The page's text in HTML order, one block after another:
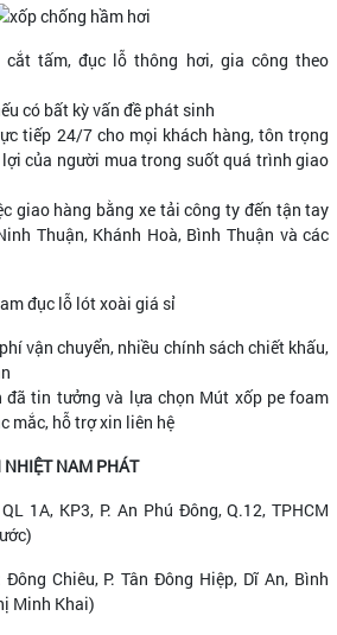
cắt tấm, đục lỗ thông hơi, gia công theo
có bất kỳ vấn đề phát sinh
tiếp 24/7 cho mọi khách hàng, tôn trọng
của người mua trong suốt quá trình giao
giao hàng bằng xe tải công ty đến tận tay
Thuận, Khánh Hoà, Bình Thuận và các
vận chuyển, nhiều chính sách chiết khấu,
đã tin tưởng và lựa chọn Mút xốp pe foam
mắc, hỗ trợ xin liên hệ
NHIỆT NAM PHÁT
1A, KP3, P. An Phú Đông, Q.12, TPHCM
Chiêu, P. Tân Đông Hiệp, Dĩ An, Bình
Minh Khai)